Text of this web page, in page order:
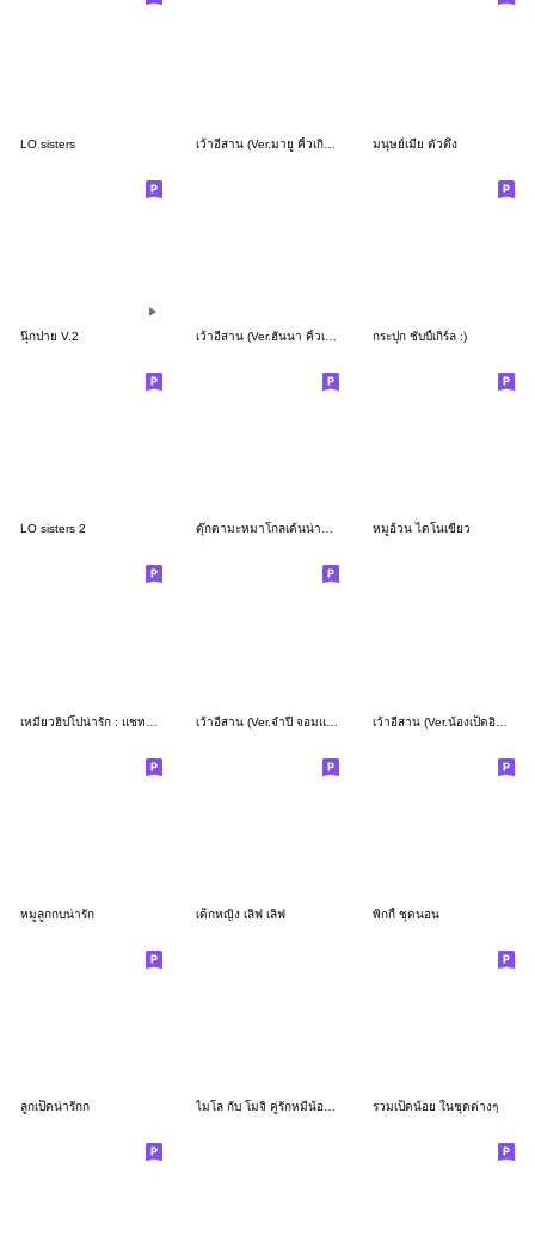
LO sisters มนุษย์เมีย ตัวตึง
นุ๊กปาย V.2 กระปุก ชับบี้เกิร์ล :)
LO sisters 2 ตุ๊กตามะหมาโกลเด้นน่ารัก ❤ หมูอ้วน ไดโนเขียว
เว้าอีสาน (Ver.น้องเป็ดอินเลิฟฮิปโป)
หมูลูกกบน่ารัก เด็กหญิง เลิฟ เลิฟ พิกกี้ ชุดนอน
ลูกเป็ดน่ารักก ไมโล กับ โมจิ คู่รักหมีน้อย V.1 รวมเป็ดน้อย ในชุดต่างๆ